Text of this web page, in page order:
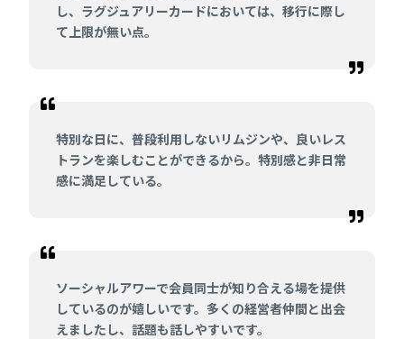
し、ラグジュアリーカードにおいては、移行に際し
て上限が無い点。
特別な日に、普段利用しないリムジンや、良いレス
トランを楽しむことができるから。特別感と非日常
感に満足している。
ソーシャルアワーで会員同士が知り合える場を提供
しているのが嬉しいです。多くの経営者仲間と出会
えましたし、話題も話しやすいです。